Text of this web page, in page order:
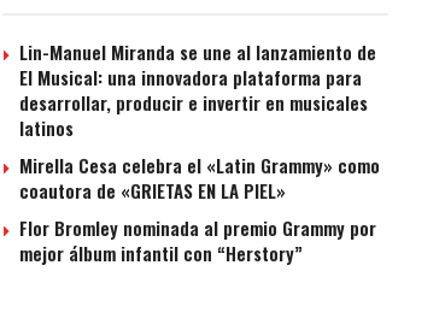
Lin-Manuel Miranda se une al lanzamiento de
El Musical: una innovadora plataforma para
desarrollar, producir e invertir en musicales
latinos
Mirella Cesa celebra el «Latin Grammy» como
coautora de «GRIETAS EN LA PIEL»
Flor Bromley nominada al premio Grammy por
mejor álbum infantil con “Herstory”